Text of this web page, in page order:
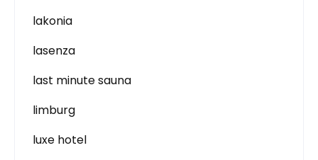
lakonia
lasenza
last minute sauna
limburg
luxe hotel